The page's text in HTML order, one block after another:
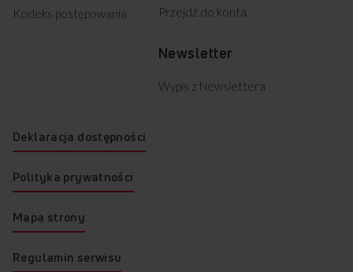
Kodeks postępowania
Przejdź do konta
Newsletter
Wypis z Newslettera
Deklaracja dostępności
Polityka prywatności
Mapa strony
Regulamin serwisu